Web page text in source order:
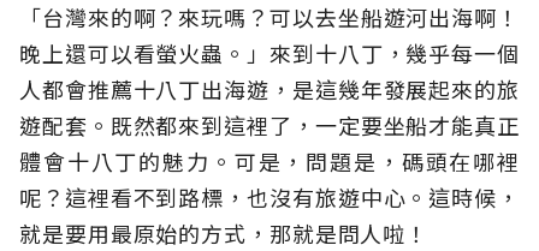
「台灣來的啊？來玩嗎？可以去坐船遊河出海啊！
晚上還可以看螢火蟲。」來到十八丁，幾乎每一個
人都會推薦十八丁出海遊，是這幾年發展起來的旅
遊配套。既然都來到這裡了，一定要坐船才能真正
體會十八丁的魅力。可是，問題是，碼頭在哪裡
呢？這裡看不到路標，也沒有旅遊中心。這時候，
就是要用最原始的方式，那就是問人啦！